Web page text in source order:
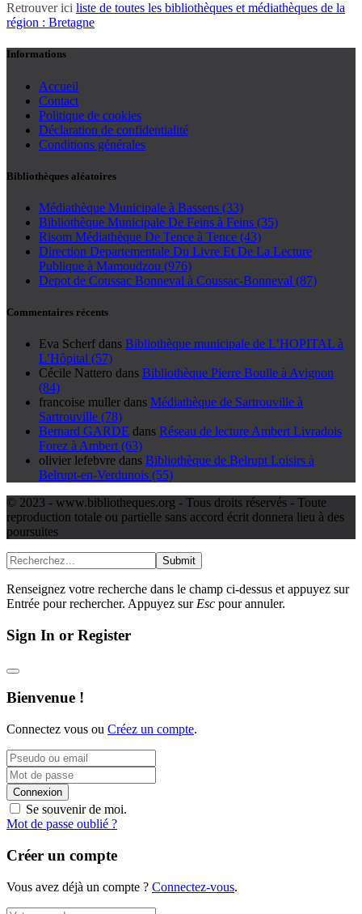
Retrouver ici liste de toutes les bibliothèques et médiathèques de la
région : Bretagne
Informations
Accueil
Contact
Politique de cookies
Déclaration de confidentialité
Conditions générales
Bibliothèques aléatoires
Médiathèque Municipale à Bassens (33)
Bibliothèque Municipale De Feins à Feins (35)
Risom Médiathèque De Tence à Tence (43)
Direction Departementale Du Livre Et De La Lecture
Publique à Mamoudzou (976)
Depot de Coussac Bonneval à Coussac-Bonneval (87)
Commentaires récents
Eva Scherf dans Bibliothèque municipale de L’HOPITAL à
L’Hôpital (57)
Cécile Nattero dans Bibliothèque Pierre Boulle à Avignon
(84)
francoise muller dans Médiathèque de Sartrouville à
Sartrouville (78)
Bernard GARDE dans Réseau de lecture Ambert Livradois
Forez à Ambert (63)
olivier lefebvre dans Bibliothèque de Belrupt Loisirs à
Belrupt-en-Verdunois (55)
© 2023 - www.bibliotheques.org - Tous droits réservés - Toute
reproduction totale ou partielle sans accord écrit donnera lieu à des
poursuites
Submit
Renseignez votre recherche dans le champ ci-dessus et appuyez sur
Entrée pour rechercher. Appuyez sur Esc pour annuler.
Sign In or Register
Bienvenue !
Connectez vous ou Créez un compte.
Connexion
Se souvenir de moi.
Mot de passe oublié ?
Créer un compte
Vous avez déjà un compte ? Connectez-vous.